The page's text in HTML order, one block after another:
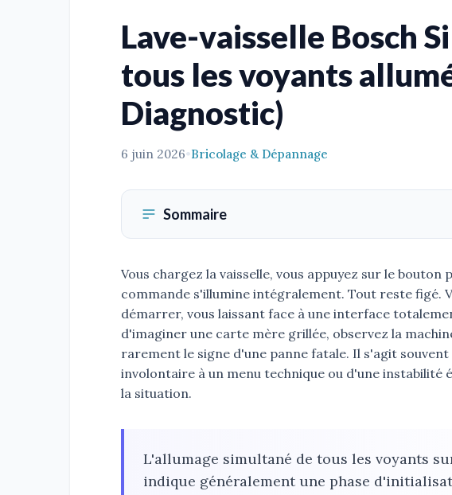
Lave-vaisselle Bosch
tous les voyants
Diagnostic)
6 juin 2026•Bricolage & Dépannage
Sommaire
Vous chargez la vaisselle, vous appuyez sur le bouton
commande s'illumine intégralement. Tout reste figé.
démarrer, vous laissant face à une interface
d'imaginer une carte mère grillée, observez la
rarement le signe d'une panne fatale. Il s'agit
involontaire à un menu technique ou d'une instabilité
la situation.
L'allumage simultané de tous les voyants
indique généralement une phase